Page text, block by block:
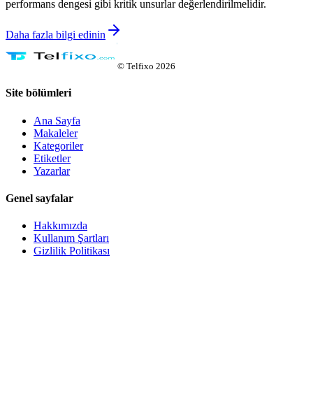
performans dengesi gibi kritik unsurlar değerlendirilmelidir.
Daha fazla bilgi edinin
© Telfixo 2026
Site bölümleri
Ana Sayfa
Makaleler
Kategoriler
Etiketler
Yazarlar
Genel sayfalar
Hakkımızda
Kullanım Şartları
Gizlilik Politikası